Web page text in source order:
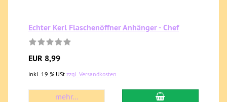
Echter Kerl Flaschenöffner Anhänger - Chef
EUR 8,99
inkl. 19 % USt zzgl. Versandkosten
mehr...